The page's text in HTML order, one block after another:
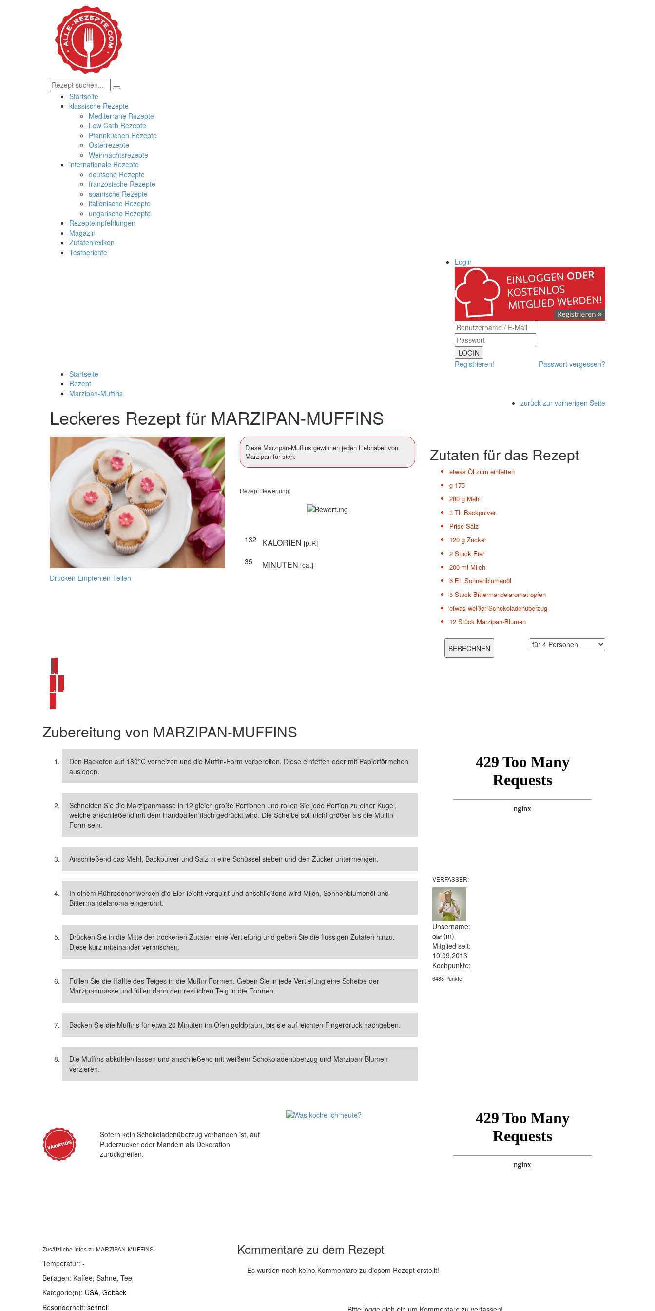
Startseite
klassische Rezepte
Mediterrane Rezepte
Low Carb Rezepte
Pfannkuchen Rezepte
Osterrezepte
Weihnachtsrezepte
internationale Rezepte
deutsche Rezepte
französische Rezepte
spanische Rezepte
italienische Rezepte
ungarische Rezepte
Rezeptempfehlungen
Magazin
Zutatenlexikon
Testberichte
Login
LOGIN
Registrieren!
Passwort vergessen?
Startseite
Rezept
Marzipan-Muffins
zurück zur vorherigen Seite
Leckeres Rezept für MARZIPAN-MUFFINS
Drucken Empfehlen Teilen
Diese Marzipan-Muffins gewinnen jeden Liebhaber von
Marzipan für sich.
Rezept Bewertung:
132 KALORIEN [p.P.]
35
MINUTEN [ca.]
Zutaten für das Rezept
etwas Öl zum einfetten
g 175
280 g Mehl
3 TL Backpulver
Prise Salz
120 g Zucker
2 Stück Eier
200 ml Milch
6 EL Sonnenblumenöl
5 Stück Bittermandelaromatropfen
etwas weißer Schokoladenüberzug
12 Stück Marzipan-Blumen
alle Marzipan Rezepte ansehen
alle Muffin-Rezepte ansehen
Zubereitung von MARZIPAN-MUFFINS
Den Backofen auf 180°C vorheizen und die Muffin-Form vorbereiten. Diese einfetten oder mit Papierförmchen
auslegen.
Schneiden Sie die Marzipanmasse in 12 gleich große Portionen und rollen Sie jede Portion zu einer Kugel,
welche anschließend mit dem Handballen flach gedrückt wird. Die Scheibe soll nicht größer als die Muffin-
Form sein.
Anschließend das Mehl, Backpulver und Salz in eine Schüssel sieben und den Zucker untermengen.
In einem Rührbecher werden die Eier leicht verquirlt und anschließend wird Milch, Sonnenblumenöl und
Bittermandelaroma eingerührt.
Drücken Sie in die Mitte der trockenen Zutaten eine Vertiefung und geben Sie die flüssigen Zutaten hinzu.
Diese kurz miteinander vermischen.
Füllen Sie die Hälfte des Teiges in die Muffin-Formen. Geben Sie in jede Vertiefung eine Scheibe der
Marzipanmasse und füllen dann den restlichen Teig in die Formen.
Backen Sie die Muffins für etwa 20 Minuten im Ofen goldbraun, bis sie auf leichten Fingerdruck nachgeben.
Die Muffins abkühlen lassen und anschließend mit weißem Schokoladenüberzug und Marzipan-Blumen
verzieren.
VERFASSER:
Unsername:
Olaf (m)
Mitglied seit:
10.09.2013
Kochpunkte:
6488 Punkte
Sofern kein Schokoladenüberzug vorhanden ist, auf
Puderzucker oder Mandeln als Dekoration
zurückgreifen.
Zusätzliche Infos zu MARZIPAN-MUFFINS
Temperatur: -
Beilagen: Kaffee, Sahne, Tee
Kategorie(n): USA, Gebäck
Besonderheit: schnell
Kommentare zu dem Rezept
Es wurden noch keine Kommentare zu diesem Rezept erstellt!
Bitte logge dich ein um Kommentare zu verfassen!